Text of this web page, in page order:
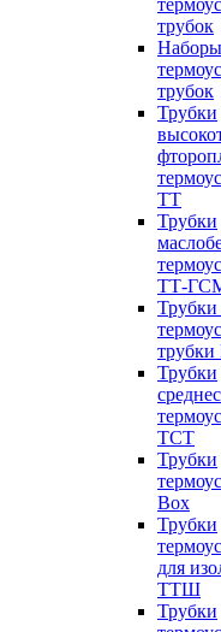
трубок
трубок
Трубки
ТТ
Трубки
ТТ-
Трубки
Трубки
ТСТ
Трубки
Box
Трубки
для
ТТШ
Трубки